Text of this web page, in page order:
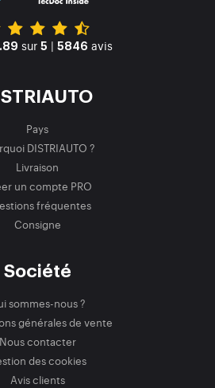
sur 5 | 5846 avis
Pays
DISTRIAUTO ?
Livraison
un compte PRO
fréquentes
Consigne
Société
sommes-nous ?
générales de vente
Nous contacter
des cookies
Avis clients